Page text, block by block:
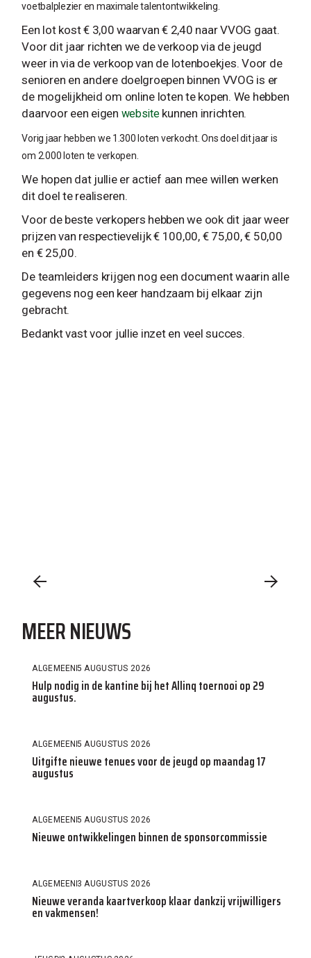
voetbalplezier en maximale talentontwikkeling.
Een lot kost € 3,00 waarvan € 2,40 naar VVOG gaat.
Voor dit jaar richten we de verkoop via de jeugd
weer in via de verkoop van de lotenboekjes. Voor de
senioren en andere doelgroepen binnen VVOG is er
de mogelijkheid om online loten te kopen. We hebben
daarvoor een eigen website kunnen inrichten.
Vorig jaar hebben we 1.300 loten verkocht. Ons doel dit jaar is
om 2.000 loten te verkopen.
We hopen dat jullie er actief aan mee willen werken
dit doel te realiseren.
Voor de beste verkopers hebben we ook dit jaar weer
prijzen van respectievelijk € 100,00, € 75,00, € 50,00
en € 25,00.
De teamleiders krijgen nog een document waarin alle
gegevens nog een keer handzaam bij elkaar zijn
gebracht.
Bedankt vast voor jullie inzet en veel succes.
MEER NIEUWS
ALGEMEEN5 AUGUSTUS 2026
Hulp nodig in de kantine bij het Allinq toernooi op 29
augustus.
ALGEMEEN5 AUGUSTUS 2026
Uitgifte nieuwe tenues voor de jeugd op maandag 17
augustus
ALGEMEEN5 AUGUSTUS 2026
Nieuwe ontwikkelingen binnen de sponsorcommissie
ALGEMEEN3 AUGUSTUS 2026
Nieuwe veranda kaartverkoop klaar dankzij vrijwilligers
en vakmensen!